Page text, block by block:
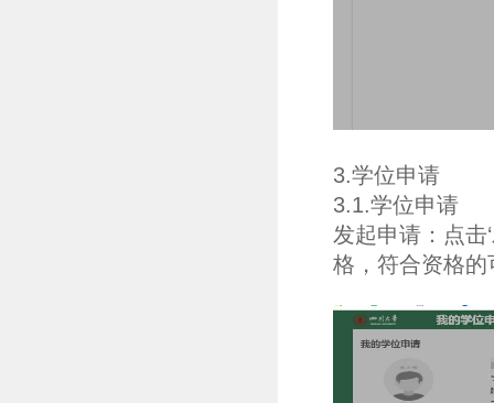
3.学位申请
3.1.学位申请
发起申请：点击
格，符合资格